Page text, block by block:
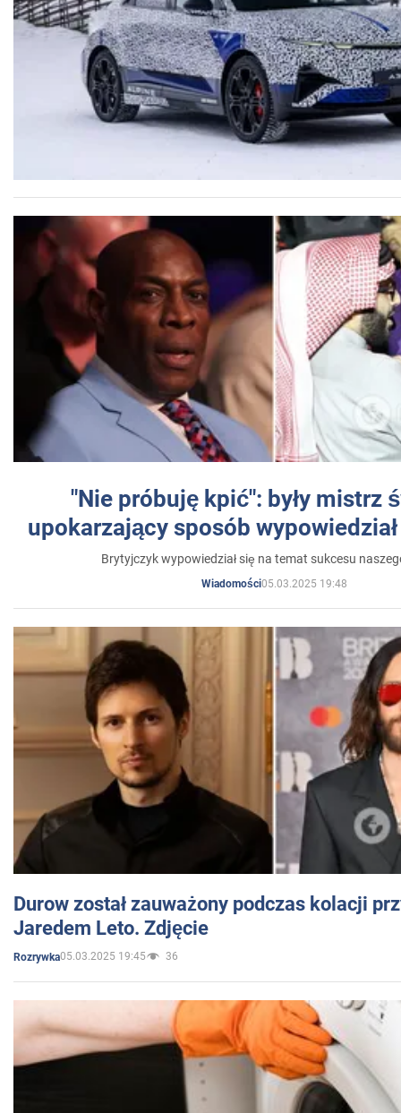
"Nie próbuję kpić": były mistrz
upokarzający sposób
Brytyjczyk wypowiedział się na temat sukcesu
Wiadomości05.03.2025 19:48
Durow został zauważony podczas kolacji
Jaredem Leto. Zdjęcie
Rozrywka05.03.2025 19:45 36